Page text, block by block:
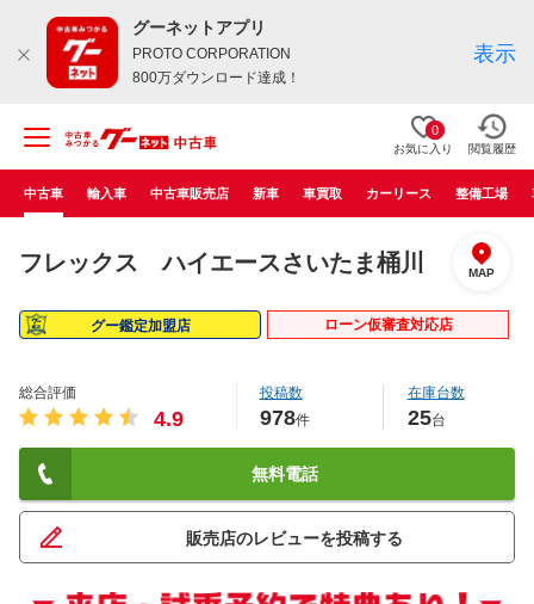
グーネットアプリ
PROTO CORPORATION
800万ダウンロード達成！
表示
0
お気に入り 閲覧履歴
中古車 輸入車 中古車販売店 新車 車買取 カーリース 整備工場
フレックス ハイエースさいたま桶川 MAP
グー鑑定加盟店 ローン仮審査対応店
総合評価
4.9
投稿数
978件
在庫台数
25台
無料電話
販売店のレビューを投稿する